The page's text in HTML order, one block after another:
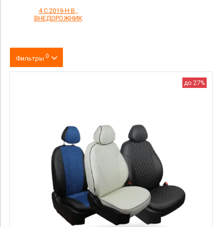
4 С 2019-Н.В.,
ВНЕДОРОЖНИК
Фильтры 0
Категория Avito
Страна происхождения
до 27%